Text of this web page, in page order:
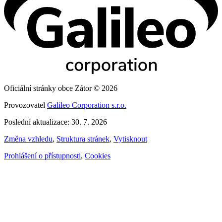
Oficiální stránky obce Zátor © 2026
Provozovatel Galileo Corporation s.r.o.
Poslední aktualizace: 30. 7. 2026
Změna vzhledu, Struktura stránek, Vytisknout
Prohlášení o přístupnosti, Cookies